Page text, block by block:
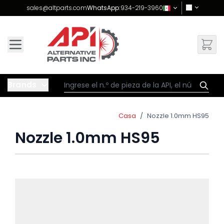
Skip to Content
sales@altparts.comWhatsApp:934-219-3960
Casa / Nozzle 1.0mm HS95
Nozzle 1.0mm HS95